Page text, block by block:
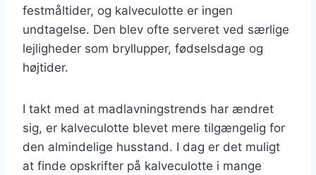
festmåltider, og kalveculotte er ingen
undtagelse. Den blev ofte serveret ved særlige
lejligheder som bryllupper, fødselsdage og
højtider.
I takt med at madlavningstrends har ændret
sig, er kalveculotte blevet mere tilgængelig for
den almindelige husstand. I dag er det muligt
at finde opskrifter på kalveculotte i mange